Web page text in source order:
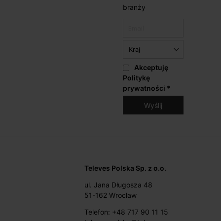
branży
Akceptuję
Politykę
prywatności *
Televes Polska Sp. z o.o.
ul. Jana Długosza 48
51-162 Wrocław
Telefon: +48 717 90 11 15